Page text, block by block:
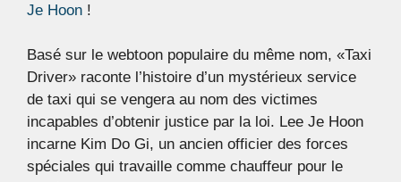
Je Hoon !
Basé sur le webtoon populaire du même nom, «Taxi
Driver» raconte l’histoire d’un mystérieux service
de taxi qui se vengera au nom des victimes
incapables d’obtenir justice par la loi. Lee Je Hoon
incarne Kim Do Gi, un ancien officier des forces
spéciales qui travaille comme chauffeur pour le